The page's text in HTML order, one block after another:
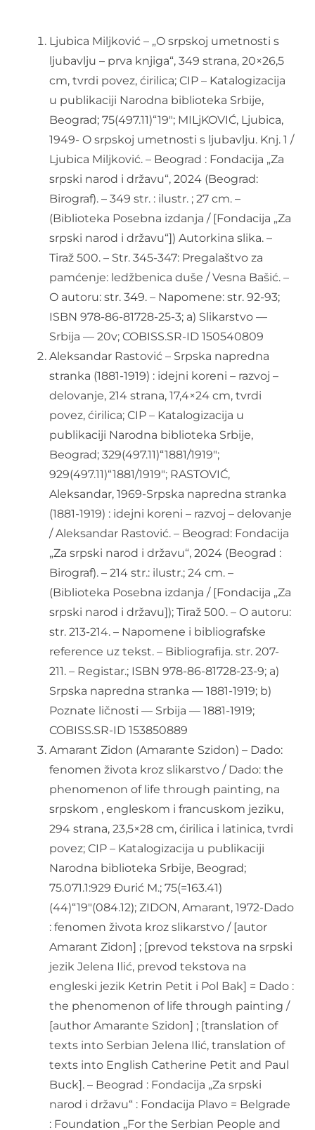
Kontakt
Latinica
Ljubica Miljković – „O srpskoj umetnosti s
ljubavlju – prva knjiga“, 349 strana, 20×26,5
cm, tvrdi povez, ćirilica; CIP – Katalogizacija
u publikaciji Narodna biblioteka Srbije,
Beograd; 75(497.11)“19″; MILjKOVIĆ, Ljubica,
1949- O srpskoj umetnosti s ljubavlju. Knj. 1 /
Ljubica Miljković. – Beograd : Fondacija „Za
srpski narod i državu“, 2024 (Beograd:
Birograf). – 349 str. : ilustr. ; 27 cm. –
(Biblioteka Posebna izdanja / [Fondacija „Za
srpski narod i državu“]) Autorkina slika. –
Tiraž 500. – Str. 345-347: Pregalaštvo za
pamćenje: ledžbenica duše / Vesna Bašić. –
O autoru: str. 349. – Napomene: str. 92-93;
ISBN 978-86-81728-25-3; a) Slikarstvo —
Srbija — 20v; COBISS.SR-ID 150540809
Aleksandar Rastović – Srpska napredna
stranka (1881-1919) : idejni koreni – razvoj –
delovanje, 214 strana, 17,4×24 cm, tvrdi
povez, ćirilica; CIP – Katalogizacija u
publikaciji Narodna biblioteka Srbije,
Beograd; 329(497.11)“1881/1919″;
929(497.11)“1881/1919″; RASTOVIĆ,
Aleksandar, 1969-Srpska napredna stranka
(1881-1919) : idejni koreni – razvoj – delovanje
/ Aleksandar Rastović. – Beograd: Fondacija
„Za srpski narod i državu“, 2024 (Beograd :
Birograf). – 214 str.: ilustr.; 24 cm. –
(Biblioteka Posebna izdanja / [Fondacija „Za
srpski narod i državu]); Tiraž 500. – O autoru:
str. 213-214. – Napomene i bibliografske
reference uz tekst. – Bibliografija. str. 207-
211. – Registar.; ISBN 978-86-81728-23-9; a)
Srpska napredna stranka — 1881-1919; b)
Poznate ličnosti — Srbija — 1881-1919;
COBISS.SR-ID 153850889
Amarant Zidon (Amarante Szidon) – Dado:
fenomen života kroz slikarstvo / Dado: the
phenomenon of life through painting, na
srpskom , engleskom i francuskom jeziku,
294 strana, 23,5×28 cm, ćirilica i latinica, tvrdi
povez; CIP – Katalogizacija u publikaciji
Narodna biblioteka Srbije, Beograd;
75.071.1:929 Đurić M.; 75(=163.41)
(44)“19″(084.12); ZIDON, Amarant, 1972-Dado
: fenomen života kroz slikarstvo / [autor
Amarant Zidon] ; [prevod tekstova na srpski
jezik Jelena Ilić, prevod tekstova na
engleski jezik Ketrin Petit i Pol Bak] = Dado :
the phenomenon of life through painting /
[author Amarante Szidon] ; [translation of
texts into Serbian Jelena Ilić, translation of
texts into English Catherine Petit and Paul
Buck]. – Beograd : Fondacija „Za srpski
narod i državu“ : Fondacija Plavo = Belgrade
: Foundation „For the Serbian People and